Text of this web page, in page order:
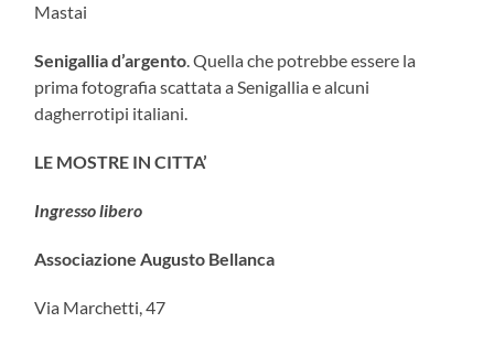
Mastai
Senigallia d’argento. Quella che potrebbe essere la
prima fotografia scattata a Senigallia e alcuni
dagherrotipi italiani.
LE MOSTRE IN CITTA’
Ingresso libero
Associazione Augusto Bellanca
Via Marchetti, 47